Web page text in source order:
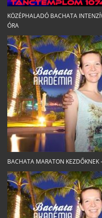
KÖZÉPHALADÓ BACHATA
ÓRA
BACHATA MARATON KEZDŐKNEK